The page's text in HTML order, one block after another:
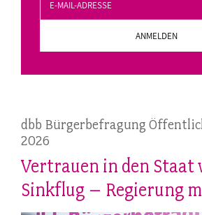
dbb Bürgerbefragung
2026
Vertrauen in den Staat
Sinkflug – Regierung